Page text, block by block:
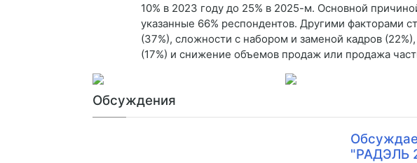
10% в 2023 году до 25% в 2025-м. Основной
указанные 66% респондентов. Другими факторами
(37%), сложности с набором и заменой кадров
(17%) и снижение объемов продаж или продажа
Обсуждения
"РАДЭЛЬ